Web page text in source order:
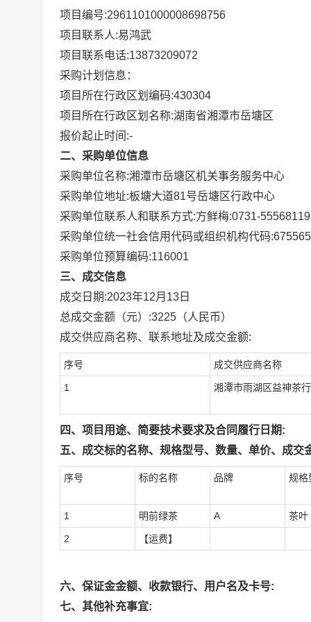
项目编号:2961101000008698756
项目联系人:易鸿武
项目联系电话:13873209072
采购计划信息：
项目所在行政区划编码:430304
项目所在行政区划名称:湖南省湘潭市岳塘区
报价起止时间:-
二、采购单位信息
采购单位名称:湘潭市岳塘区机关事务服务中心
采购单位地址:板塘大道81号岳塘区行政中心
采购单位联系人和联系方式:方鲜梅:0731-55568119
采购单位统一社会信用代码或组织机构代码:
采购单位预算编码:116001
三、成交信息
成交日期:2023年12月13日
总成交金额（元）:3225 （人民币）
成交供应商名称、联系地址及成交金额:
序号 成交供应商名称
1 湘潭市雨湖区益神茶行
四、项目用途、简要技术要求及合同履行日期:
五、成交标的名称、规格型号、数量、单价、成交
序号 标的名称 品牌 规格
1 明前绿茶 A 茶叶
2 【运费】
六、保证金金额、收款银行、用户名及卡号:
七、其他补充事宜: